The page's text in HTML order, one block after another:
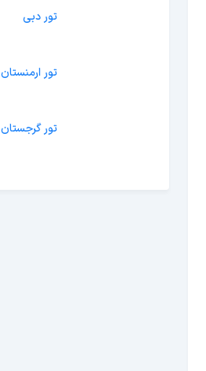
تور دبی
تور ارمنستان
تور گرجستان